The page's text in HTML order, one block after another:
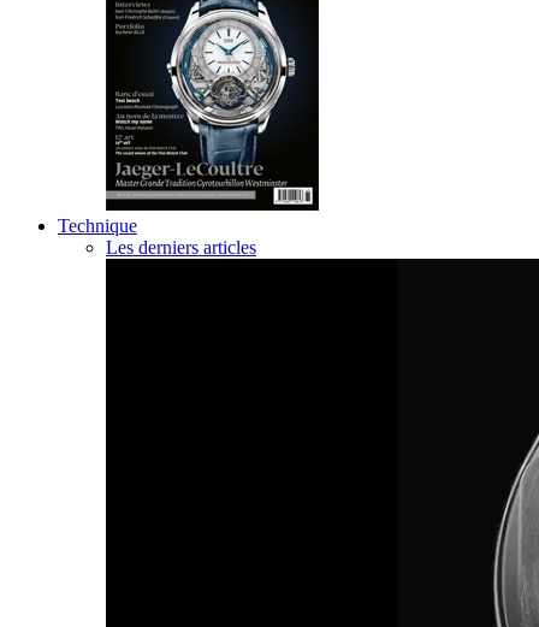
Technique
Les derniers articles